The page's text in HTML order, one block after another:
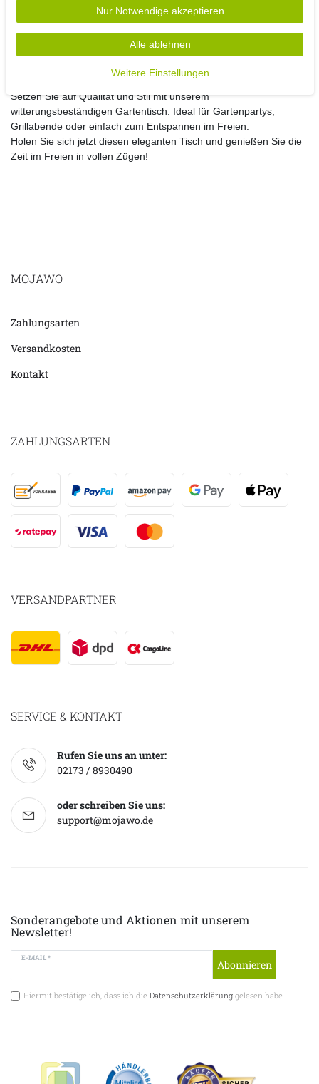
Der Gartentisch wird demontiert geliefert, was den Transport
erleichtert. Die Montage ist unkompliziert und schnell erledigt,
sodass Sie im Handumdrehen Ihren neuen Tisch in Gebrauch
Setzen Sie auf Qualität und Stil mit unserem
witterungsbeständigen Gartentisch. Ideal für Gartenpartys,
Grillabende oder einfach zum Entspannen im Freien.
Holen Sie sich jetzt diesen eleganten Tisch und genießen Sie die
Zeit im Freien in vollen Zügen!
MOJAWO
Zahlungsarten
Versandkosten
Kontakt
ZAHLUNGSARTEN
VERSANDPARTNER
SERVICE & KONTAKT
Rufen Sie uns an unter:
02173 / 8930490
oder schreiben Sie uns:
support@mojawo.de
Sonderangebote und Aktionen mit unserem
Newsletter!
E-MAIL *
Abonnieren
Hiermit bestätige ich, dass ich die Datenschutzerklärunggelesen habe.
Nur Notwendige akzeptieren
Alle ablehnen
Weitere Einstellungen